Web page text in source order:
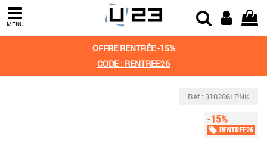
MENU
OFFRE RENTRÉE -15%
CODE : RENTREE26
Réf : 310286LPNK